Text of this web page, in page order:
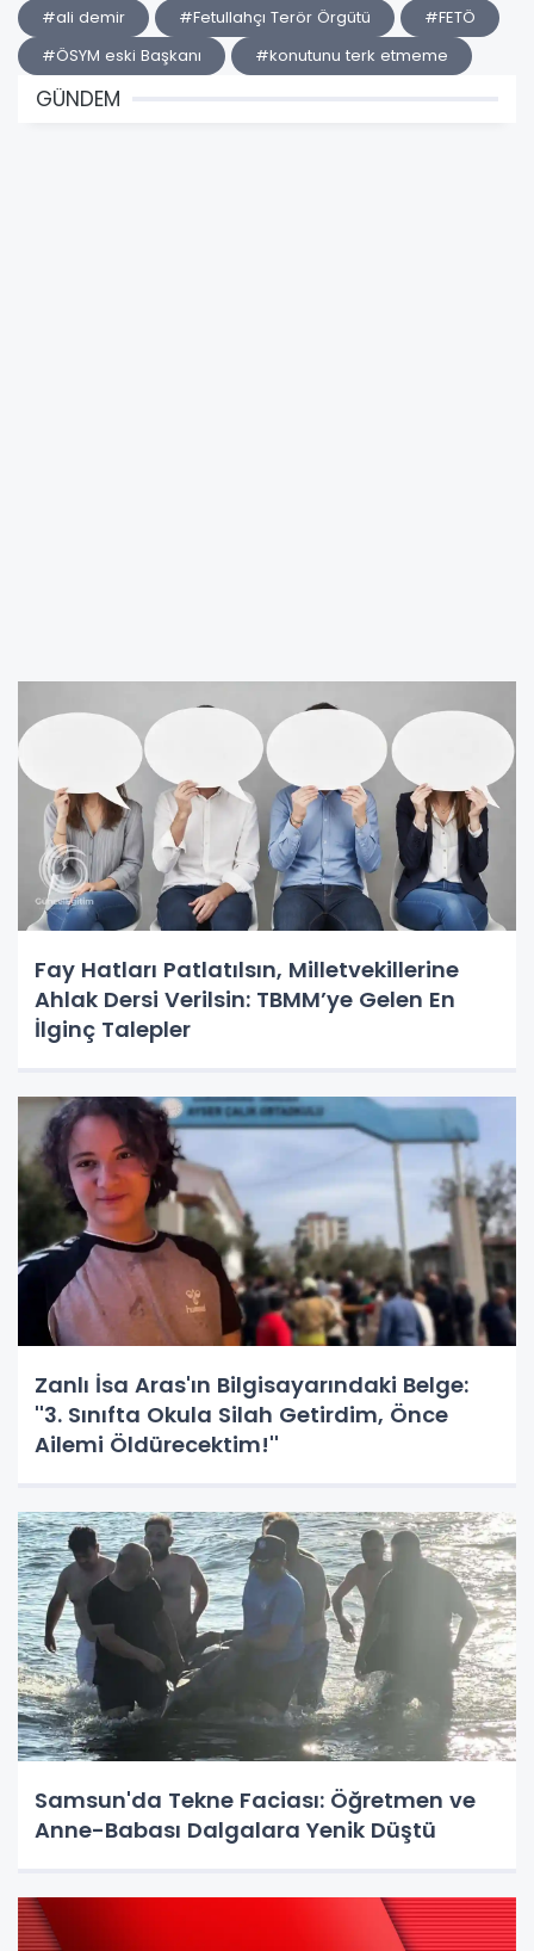
#ali demir #Fetullahçı Terör Örgütü
#FETÖ
#ÖSYM eski Başkanı
#konutunu terk etmeme
GÜNDEM
Fay Hatları Patlatılsın, Milletvekillerine
Ahlak Dersi Verilsin: TBMM’ye Gelen En
İlginç Talepler
Zanlı İsa Aras'ın Bilgisayarındaki Belge:
''3. Sınıfta Okula Silah Getirdim, Önce
Ailemi Öldürecektim!''
Samsun'da Tekne Faciası: Öğretmen ve
Anne-Babası Dalgalara Yenik Düştü